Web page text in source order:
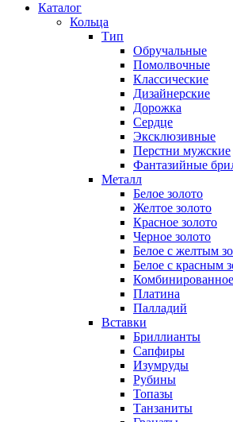
Каталог
Кольца
Тип
Обручальные
Помолвочные
Классические
Дизайнерские
Дорожка
Сердце
Эксклюзивные
Перстни мужские
Фантазийные
Металл
Белое золото
Желтое золото
Красное золото
Черное золото
Белое с желтым
Белое с красным
Платина
Палладий
Вставки
Бриллианты
Сапфиры
Изумруды
Рубины
Топазы
Танзаниты